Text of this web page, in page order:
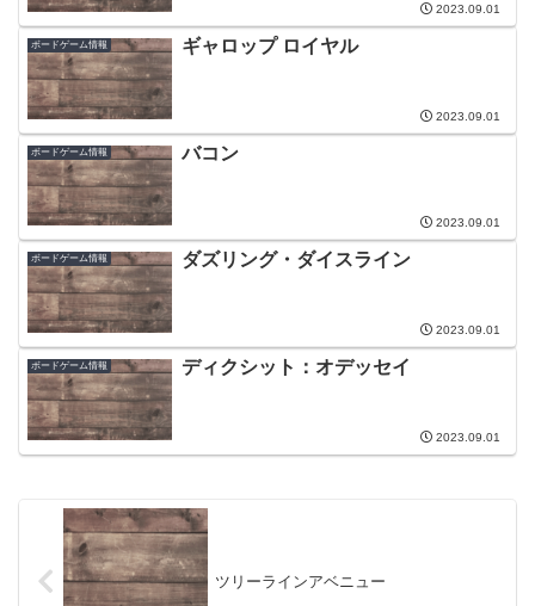
2023.09.01
ボードゲーム情報 ギャロップ ロイヤル
2023.09.01
ボードゲーム情報 バコン
2023.09.01
ボードゲーム情報 ダズリング・ダイスライン
2023.09.01
ボードゲーム情報 ディクシット：オデッセイ
2023.09.01
ツリーラインアベニュー